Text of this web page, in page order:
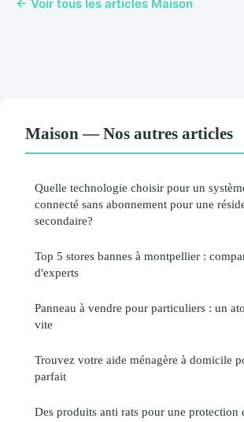
← Voir tous les articles Maison
Maison — Nos autres articles
Quelle technologie choisir pour un
connecté sans abonnement pour une
secondaire?
Top 5 stores bannes à montpellier :
d'experts
Panneau à vendre pour particuliers : un
vite
Trouvez votre aide ménagère à domicile
parfait
Des produits anti rats pour une protection